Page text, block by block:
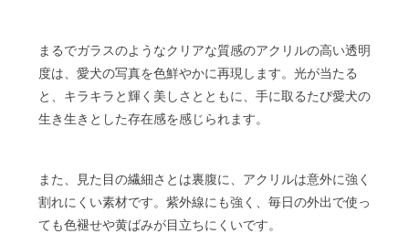
まるでガラスのようなクリアな質感のアクリルの高い透明
度は、愛犬の写真を色鮮やかに再現します。光が当たる
と、キラキラと輝く美しさとともに、手に取るたび愛犬の
生き生きとした存在感を感じられます。
また、見た目の繊細さとは裏腹に、アクリルは意外に強く
割れにくい素材です。紫外線にも強く、毎日の外出で使っ
ても色褪せや黄ばみが目立ちにくいです。